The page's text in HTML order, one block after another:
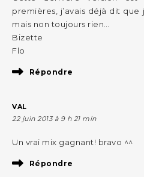
premières, j’avais déjà dit que
mais non toujours rien…
Bizette
Flo
Répondre
VAL
22 juin 2013 à 9 h 21 min
Un vrai mix gagnant! bravo ^^
Répondre